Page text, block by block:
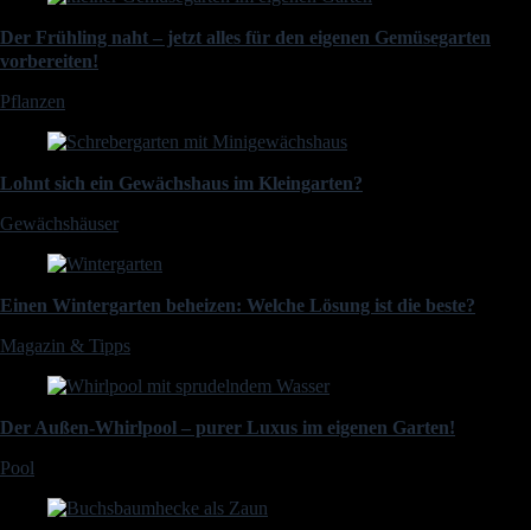
Der Frühling naht – jetzt alles für den eigenen Gemüsegarten
vorbereiten!
Pflanzen
Lohnt sich ein Gewächshaus im Kleingarten?
Gewächshäuser
Einen Wintergarten beheizen: Welche Lösung ist die beste?
Magazin & Tipps
Der Außen-Whirlpool – purer Luxus im eigenen Garten!
Pool